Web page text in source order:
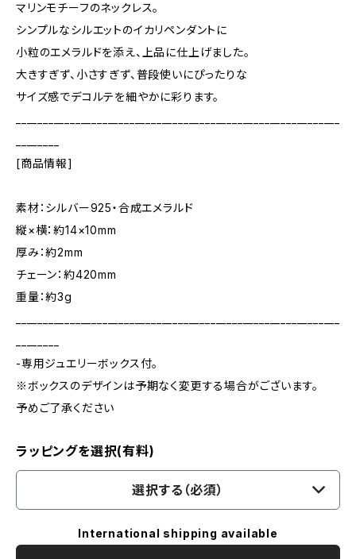
マリンモチーフのネックレス。
シンプルなシルエットのイカリペンダントに
小粒のエメラルドを添え、上品に仕上げました。
大きすぎず、小さすぎず、普段使いにぴったりな
サイズ感でデコルテを細やかに彩ります。
[商品情報]
素材：シルバー925・合成エメラルド
縦×横：約14×10mm
厚み：約2mm
チェーン：約420mm
重量：約3g
-専用ジュエリーボックス付。
※ボックスのデザインは予期なく変更する場合がございます。
予めご了承ください
ラッピングを選択(有料)
選択する（必須）
International shipping available